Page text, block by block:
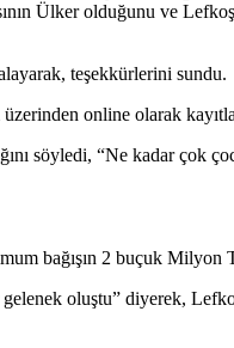
Ülker olduğunu ve
teşekkürlerini sundu.
online olarak
söyledi, “Ne kadar çok
bağışın 2 buçuk Milyon
oluştu” diyerek,